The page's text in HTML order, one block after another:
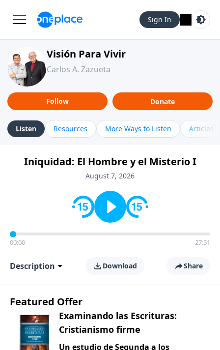
Sign In
Visión Para Vivir
Carlos A. Zazueta
Follow Donate
Listen Resources More Ways to Listen Articles
Iniquidad: El Hombre y el Misterio I
August 7, 2026
00:00 27:51
Description Download Share
Featured Offer
Examinando las Escrituras:
Cristianismo firme
Un estudio de Segunda a los